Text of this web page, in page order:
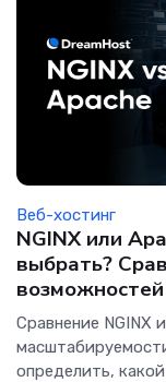
Веб-хостинг
NGINX или
выбрать?
возможностей
Сравнение NGINX
определить,